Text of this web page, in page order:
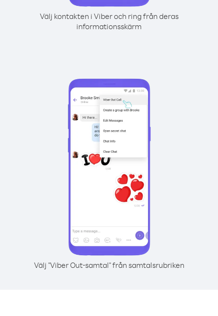
Välj kontakten i Viber och ring från deras
informationsskärm
Välj "Viber Out-samtal" från samtalsrubriken